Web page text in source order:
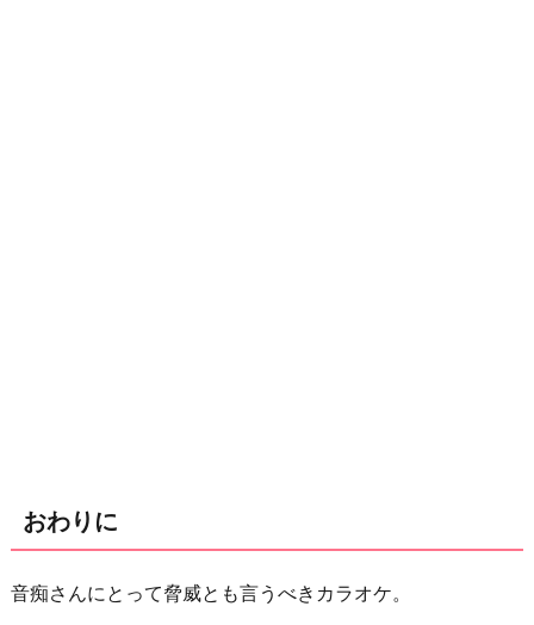
おわりに
音痴さんにとって脅威とも言うべきカラオケ。